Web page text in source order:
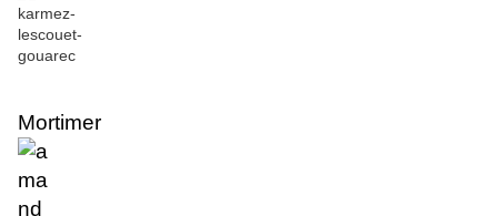
Mortimer